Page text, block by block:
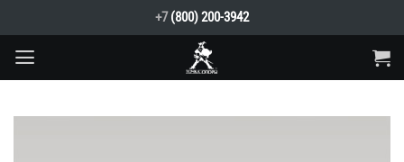
to
content
+7 (800) 200-3942